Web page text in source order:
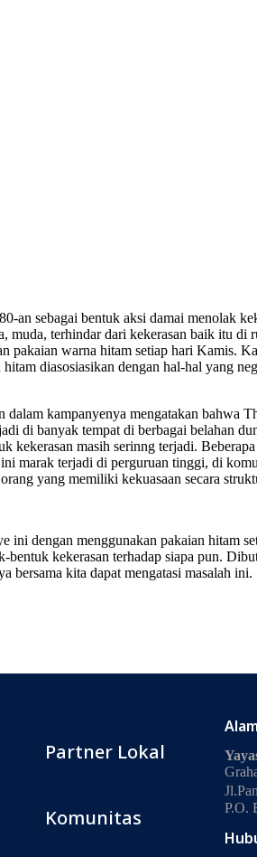
sebagai bentuk aksi damai menolak
terhindar dari kekerasan baik itu di
warna hitam setiap hari Kamis.
diasosiasikan dengan hal-hal yang
kampanyenya mengatakan bahwa
di banyak tempat di berbagai belahan
kekerasan masih serinng terjadi.
marak terjadi di perguruan tinggi, di
yang memiliki kekuasaan secara
dengan menggunakan pakaian hitam
kekerasan terhadap siapa pun.
bersama kita dapat mengatasi masalah ini.
Partner Lokal
Komunitas
P.O.